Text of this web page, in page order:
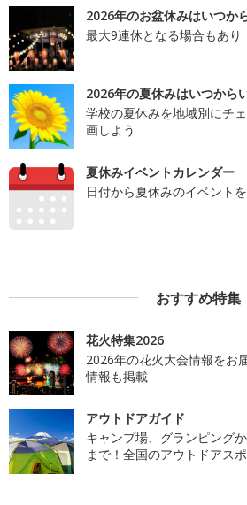
2026年のお盆休みはいつか
最大9連休となる場合もあり
2026年の夏休みはいつから
学校の夏休みを地域別にチ
画しよう
夏休みイベントカレンダー
日付から夏休みのイベント
おすすめ特集
花火特集2026
2026年の花火大会情報をお
情報も掲載
アウトドアガイド
キャンプ場、グランピング
まで！全国のアウトドアス